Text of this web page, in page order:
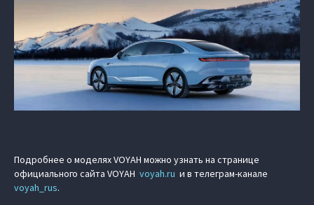
Подробнее о моделях VOYAH можно узнать на странице
официального сайта VOYAH voyah.ru и в телеграм-канале
voyah_rus.